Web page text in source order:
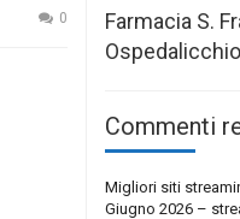
0
Farmacia S.
Ospedalicchio
Commenti
Migliori siti
Giugno 2026 –